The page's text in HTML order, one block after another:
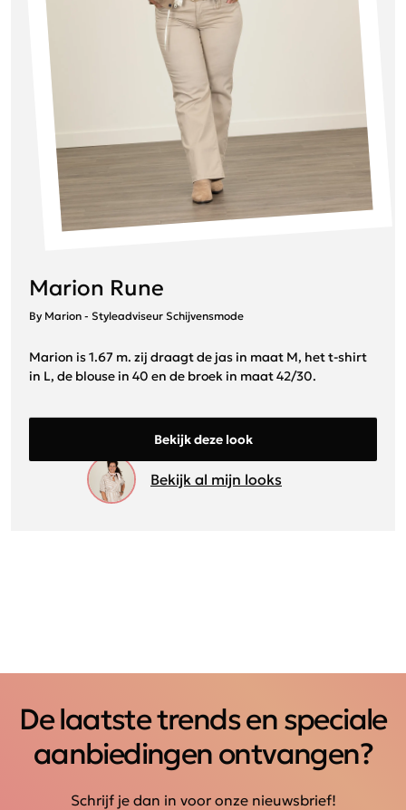
Marion Rune
By Marion - Styleadviseur Schijvensmode
Marion is 1.67 m. zij draagt de jas in maat M, het t-shirt
in L, de blouse in 40 en de broek in maat 42/30.
Bekijk deze look
Bekijk al mijn looks
De laatste trends en speciale
aanbiedingen ontvangen?
Schrijf je dan in voor onze nieuwsbrief!